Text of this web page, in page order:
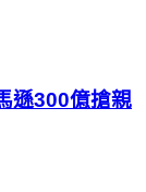
遜300億搶親